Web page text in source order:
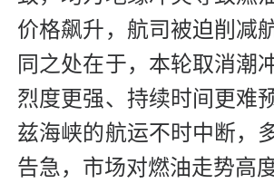
价格飙升，航司被迫削减
同之处在于，本轮取消潮
烈度更强、持续时间更难
兹海峡的航运不时中断，
告急，市场对燃油走势高